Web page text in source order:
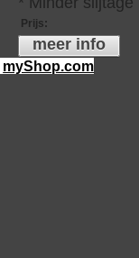
Prijs:
meer info
myShop.com